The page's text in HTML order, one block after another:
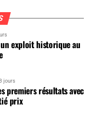
exploit historique au
jours
premiers résultats avec
prix